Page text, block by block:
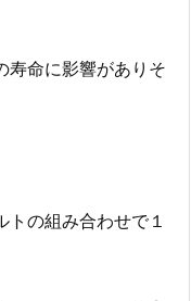
寿命に影響がありそ
の組み合わせで１